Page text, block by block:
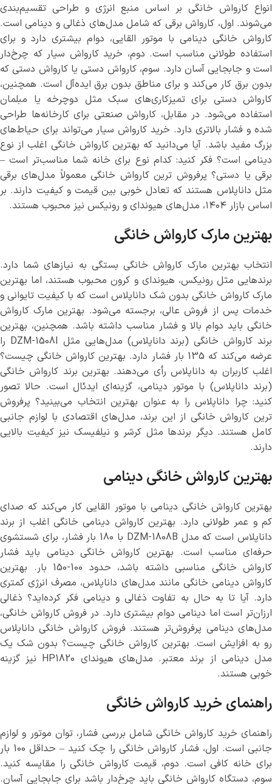
انواع کارواش خانگی بر اساس منبع انرژی و طراحی تقسیم‌بندی
می‌شوند. اول، کارواش برقی که شامل مدل‌های ذغالی و دینامی است.
کارواش خانگی دینامی با موتور القایی، دوام بیشتری دارد و برای
استفاده طولانی مناسب است. دوم، خرید کارواش سیار که چرخ‌دار
است و جابجایی آسان دارد. سوم، کارواش دستی یا كارواش دستي که
بدون برق کار می‌کند و برای مناطق بدون برق ایده‌آل است. همچنین،
کارواش دستی برای تمیزکاری‌های سبک مثل دوچرخه یا مبلمان
استفاده می‌شود. در مقابل، کارواش صنعتی برای کارخانه‌ها طراحی
شده و فشار بالاتری دارد. خرید کارواش سیار می‌تواند برای حیاط‌های
بزرگ مفید باشد. آیا می‌دانید که بهترین کارواش خانگی اغلب از نوع
دینامی است؟ فکر کنید: کدام نوع برای خانه شما مناسب‌تر است –
برقی یا دستی؟ پرفروش ترین کارواش خانگی معمولاً مدل‌های برقی
مثل داناپلاس هستند که تعادل خوبی بین قیمت و کیفیت دارند. بر
اساس بازار ۱۴۰۴، مدل‌های هیوندای و رونیکس نیز محبوب هستند.
بهترین مارک کارواش خانگی
انتخاب بهترین مارک کارواش خانگی بستگی به نیازهای شما دارد.
برندهایی مثل رونیکس، هیوندای و کرون محبوب هستند، اما بهترین
مارک کارواش خانگی بدون شک داناپلاس است که با کیفیت تایوانی و
خدمات پس از فروش عالی، برجسته می‌شود. بهترین مارک کارواش
خانگی باید دوام بالا و فشار مناسب داشته باشد. همچنین، بهترین
برند کارواش خانگی (برند داناپلاس) مدل‌هایی مثل DZM-1508I را
عرضه می‌کند که 135 بار فشار دارد. بهترین کارواش خانگی چیست؟
اغلب کاربران به داناپلاس رأی می‌دهند. بهترین برند کارواش خانگی
(برند داناپلاس) با موتور دینامی، گزینه‌ای ایدئال است. حالا تصور
کنید: چرا داناپلاس را به عنوان بهترین انتخاب می‌بینید؟ پرفروش
ترین کارواش خانگی از این برند، مدل‌های اقتصادی با لوازم جانبی
کامل هستند. دیگر برندها مثل کرشر و نیلفیسک نیز کیفیت بالایی
دارند.
بهترین کارواش خانگی دینامی
بهترین کارواش خانگی دینامی با موتور القایی کار می‌کند که صدای
کم و عمر طولانی دارد. بهترین کارواش دینامی خانگی اغلب از برند
داناپلاس است که مدل DZM-1808B با 180 بار فشار، برای شستشوی
حرفه‌ای مناسب است. بهترین کارواش خانگی دینامی باید فشار
کارواش خانگی مناسبی داشته باشد، حدود 100-150 بار. بهترین
کارواش دینامی خانگی مانند مدل‌های داناپلاس، مصرف انرژی کمتری
دارد. آیا تا به حال به تفاوت ذغالی و دینامی فکر کرده‌اید؟ ذغالی
ارزان‌تر است اما دینامی دوام بیشتری دارد. در فروش کارواش خانگی،
مدل‌های دینامی پرفروش‌تر هستند. فروش کارواش خانگی داناپلاس
رو به افزایش است. بهترین کارواش خانگی چیست؟ بدون شک یک
مدل دینامی از برند معتبر. مدل‌های هیوندای HP1820 نیز گزینه
خوبی هستند.
راهنمای خرید کارواش خانگی
راهنمای خرید کارواش خانگی شامل بررسی فشار، توان موتور و لوازم
جانبی است. اول، فشار کارواش خانگی را چک کنید – حداقل 100 بار
برای خانه کافی است. دوم، قیمت کارواش خانگی را مقایسه کنید.
سوم، دستگاه کارواش خانگی باید چرخ‌دار باشد برای جابجایی آسان.